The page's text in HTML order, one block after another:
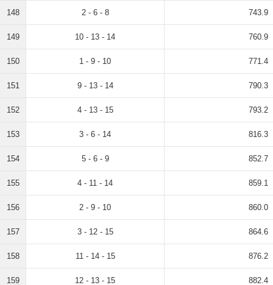
148 2 - 6 - 8 743.9
149 10 - 13 - 14 760.9
150 1 - 9 - 10 771.4
151 9 - 13 - 14 790.3
152 4 - 13 - 15 793.2
153 3 - 6 - 14 816.3
154 5 - 6 - 9 852.7
155 4 - 11 - 14 859.1
156 2 - 9 - 10 860.0
157 3 - 12 - 15 864.6
158 11 - 14 - 15 876.2
159 12 - 13 - 15 882.4